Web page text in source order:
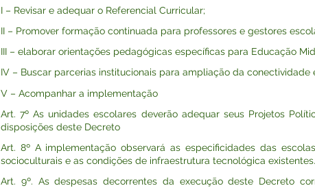
I – Revisar e adequar o Referencial Curricular;
II – Promover formação continuada para professores e gestores
III – elaborar orientações pedagógicas específicas para Educação
IV – Buscar parcerias institucionais para ampliação da conectividade
V – Acompanhar a implementação
Art. 7º As unidades escolares deverão adequar seus Projetos
disposições deste Decreto
Art. 8º A implementação observará as especificidades das
socioculturais e as condições de infraestrutura tecnológica existentes.
Art. 9º. As despesas decorrentes da execução deste Decreto